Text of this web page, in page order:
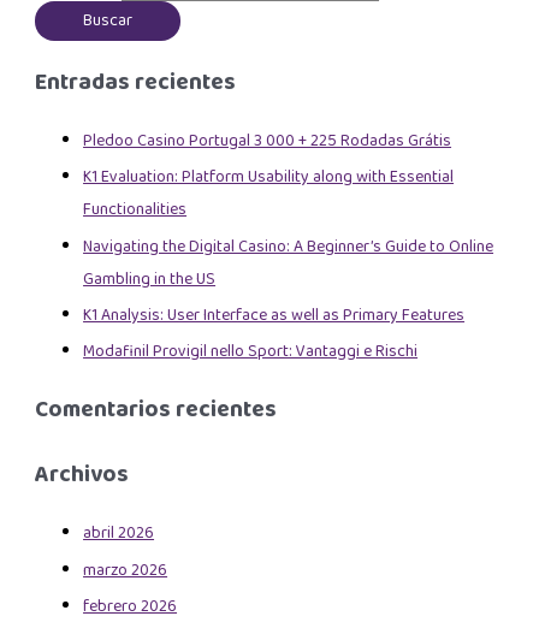
Entradas recientes
Pledoo Casino Portugal 3 000 + 225 Rodadas Grátis
K1 Evaluation: Platform Usability along with Essential
Functionalities
Navigating the Digital Casino: A Beginner’s Guide to Online
Gambling in the US
K1 Analysis: User Interface as well as Primary Features
Modafinil Provigil nello Sport: Vantaggi e Rischi
Comentarios recientes
Archivos
abril 2026
marzo 2026
febrero 2026